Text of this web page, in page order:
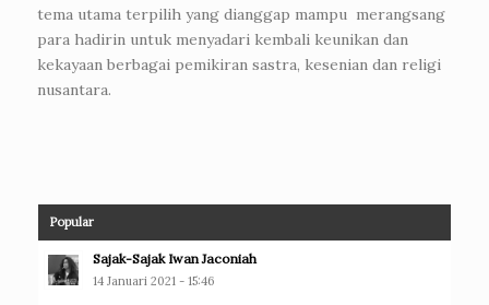
tema utama terpilih yang dianggap mampu merangsang
para hadirin untuk menyadari kembali keunikan dan
kekayaan berbagai pemikiran sastra, kesenian dan religi
nusantara.
Popular
Sajak-Sajak Iwan Jaconiah
14 Januari 2021 - 15:46